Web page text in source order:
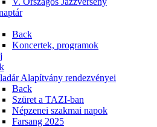
Back
Koncertek, programok
Alapítvány rendezvényei
Back
Szüret a TAZI-ban
Népzenei szakmai napok
Farsang 2025